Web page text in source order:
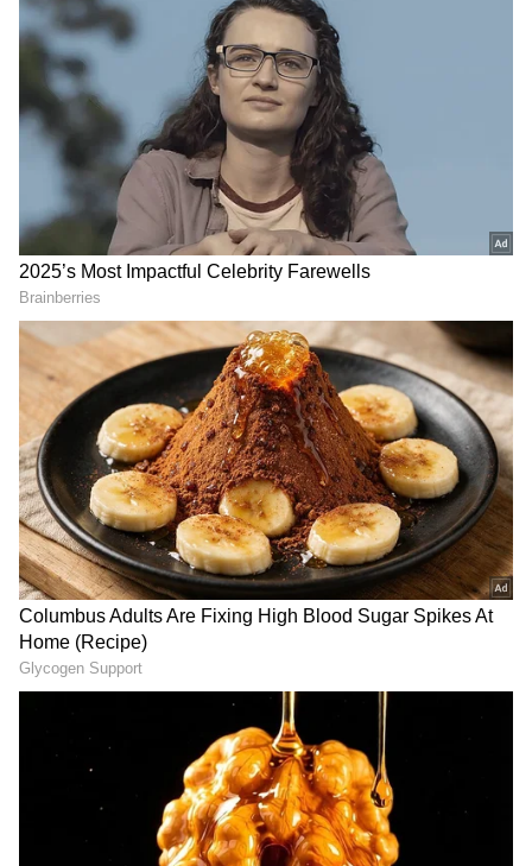
Image credit: Getty
మొట్టమొదటి టీ20 మ్యాచ్ ఆడిన సౌతాఫ్రికా టీమ్‌‌లోని
ప్లేయర్లు అందరూ ఇప్పటికే రిటైర్ కాగా, భారత జట్టు
తరుపున ఆడిన వారిలో దినేశ్ కార్తీక్ ఒక్కడూ ఇంకా
రిటైర్మెంట్ ప్రకటించలేదు..